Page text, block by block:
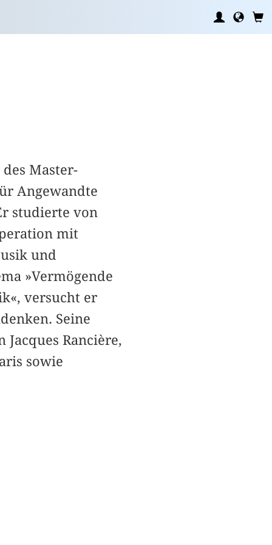
Master-
Angewandte
studierte von
mit
und
»Vermögende
versucht er
Seine
Jacques Rancière,
sowie